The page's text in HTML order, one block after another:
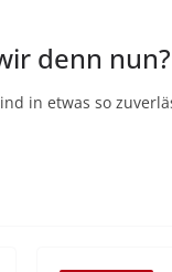
denn nun?
in etwas so